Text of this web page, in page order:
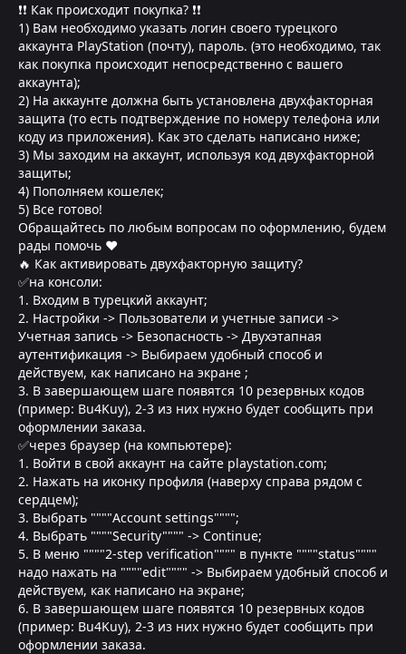
❗❗ Как происходит покупка? ❗❗
1) Вам необходимо указать логин своего турецкого
аккаунта PlayStation (почту), пароль. (это необходимо, так
как покупка происходит непосредственно с вашего
аккаунта);
2) На аккаунте должна быть установлена двухфакторная
защита (то есть подтверждение по номеру телефона или
коду из приложения). Как это сделать написано ниже;
3) Мы заходим на аккаунт, используя код двухфакторной
защиты;
4) Пополняем кошелек;
5) Все готово!
Обращайтесь по любым вопросам по оформлению, будем
рады помочь ❤
🔥 Как активировать двухфакторную защиту?
✅на консоли:
1. Входим в турецкий аккаунт;
2. Настройки -> Пользователи и учетные записи ->
Учетная запись -> Безопасность -> Двухэтапная
аутентификация -> Выбираем удобный способ и
действуем, как написано на экране ;
3. В завершающем шаге появятся 10 резервных кодов
(пример: Bu4Kuy), 2-3 из них нужно будет сообщить при
оформлении заказа.
✅через браузер (на компьютере):
1. Войти в свой аккаунт на сайте playstation.com;
2. Нажать на иконку профиля (наверху справа рядом с
сердцем);
3. Выбрать """"Account settings"""";
4. Выбрать """"Security"""" -> Continue;
5. В меню """"2-step verification"""" в пункте """"status""""
надо нажать на """"edit"""" -> Выбираем удобный способ и
действуем, как написано на экране;
6. В завершающем шаге появятся 10 резервных кодов
(пример: Bu4Kuy), 2-3 из них нужно будет сообщить при
оформлении заказа.